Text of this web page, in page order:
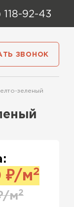
92-43
ЗВОНОК
зеленый
₽/м2
м2
Контакты